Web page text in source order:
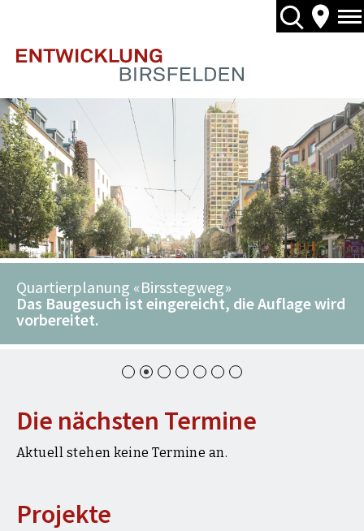
Quartierplanung «Birsstegweg»
Das Baugesuch ist eingereicht, die Auflage wird
vorbereitet.
Die nächsten Termine
Aktuell stehen keine Termine an.
Projekte